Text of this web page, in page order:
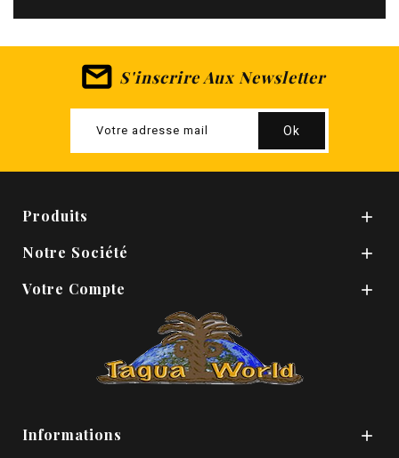
S'inscrire Aux Newsletter
Produits 
Notre Société 
Votre Compte 
Informations 